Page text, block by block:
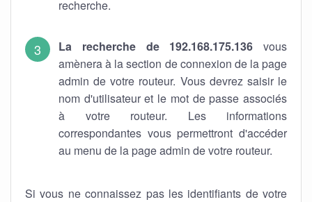
recherche.
La recherche de 192.168.175.136 vous
amènera à la section de connexion de la page
admin de votre routeur. Vous devrez saisir le
nom d'utilisateur et le mot de passe associés
à votre routeur. Les informations
correspondantes vous permettront d'accéder
au menu de la page admin de votre routeur.
Si vous ne connaissez pas les identifiants de votre